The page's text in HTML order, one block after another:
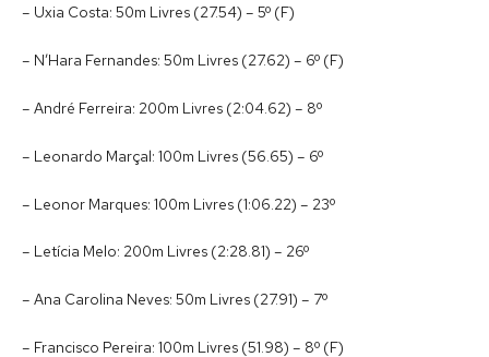
– Uxia Costa: 50m Livres (27.54) – 5º (F)
– N’Hara Fernandes: 50m Livres (27.62) – 6º (F)
– André Ferreira: 200m Livres (2:04.62) – 8º
– Leonardo Marçal: 100m Livres (56.65) – 6º
– Leonor Marques: 100m Livres (1:06.22) – 23º
– Letícia Melo: 200m Livres (2:28.81) – 26º
– Ana Carolina Neves: 50m Livres (27.91) – 7º
– Francisco Pereira: 100m Livres (51.98) – 8º (F)